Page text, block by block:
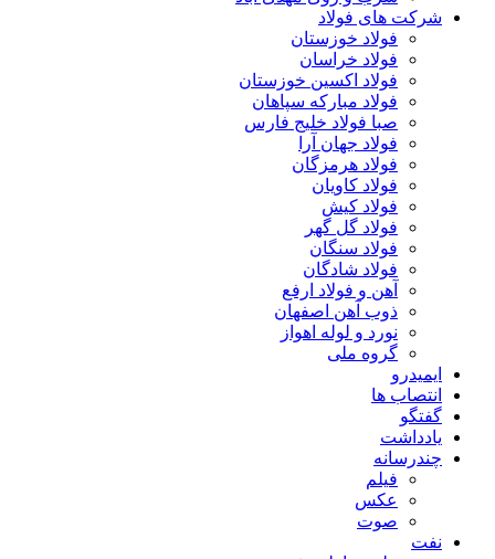
شرکت های فولاد
فولاد خوزستان
فولاد خراسان
فولاد اکسین خوزستان
فولاد مبارکه سپاهان
صبا فولاد خلیج فارس
فولاد جهان آرا
فولاد هرمزگان
فولاد کاویان
فولاد کیش
فولاد گل گهر
فولاد سنگان
فولاد شادگان
آهن و فولاد ارفع
ذوب آهن اصفهان
نورد و لوله اهواز
گروه ملی
ایمیدرو
انتصاب ها
گفتگو
یادداشت
چندرسانه
فیلم
عکس
صوت
نفت